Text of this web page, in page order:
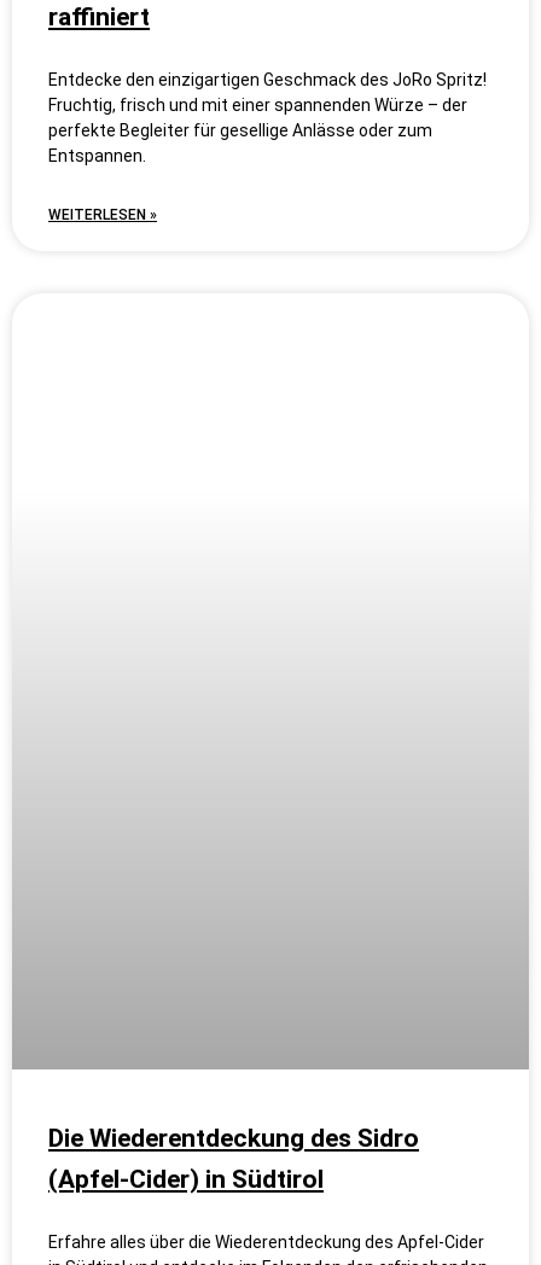
raffiniert
Entdecke den einzigartigen Geschmack des JoRo Spritz!
Fruchtig, frisch und mit einer spannenden Würze – der
perfekte Begleiter für gesellige Anlässe oder zum
Entspannen.
WEITERLESEN »
Die Wiederentdeckung des Sidro
(Apfel-Cider) in Südtirol
Erfahre alles über die Wiederentdeckung des Apfel-Cider